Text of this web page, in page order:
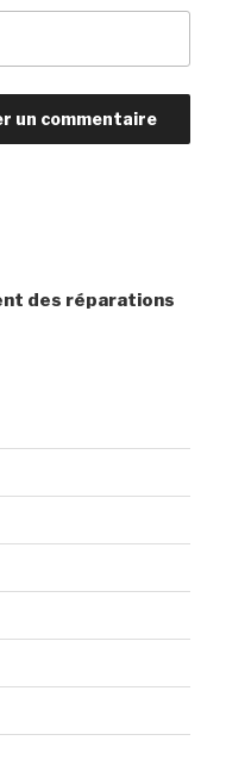
des réparations